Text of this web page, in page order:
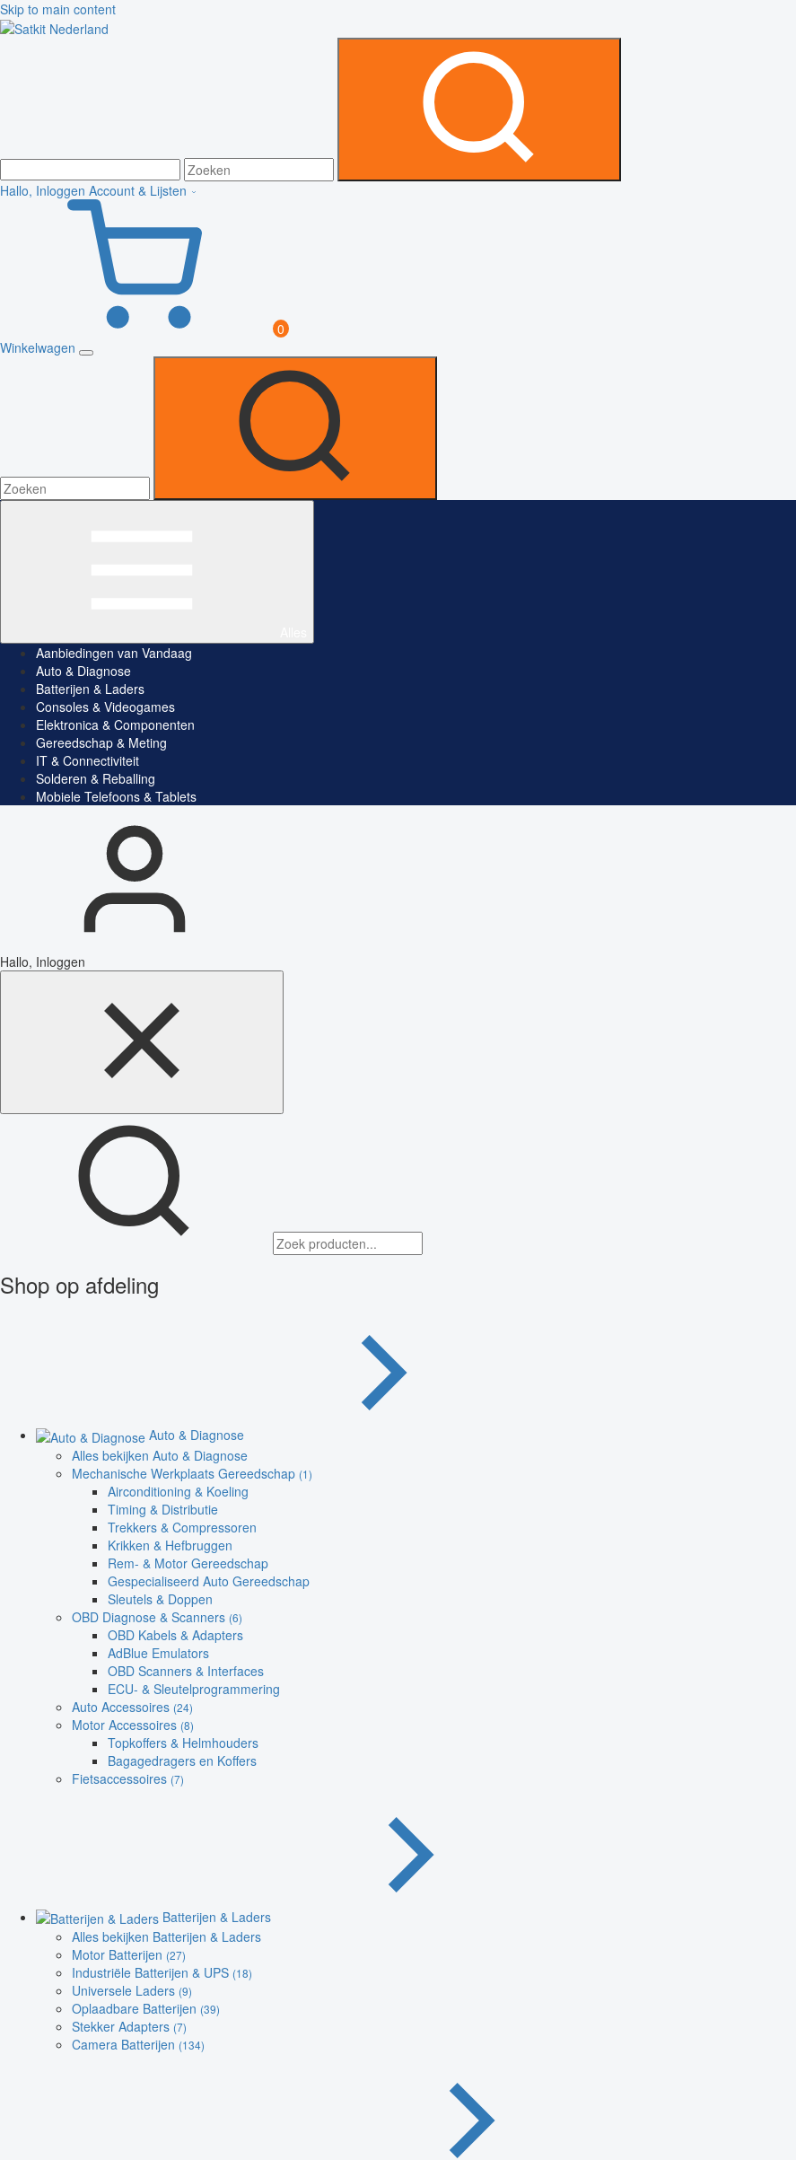
Skip to main content
Hallo, Inloggen Account & Lijsten
0
Winkelwagen
Aanbiedingen van Vandaag
Auto & Diagnose
Batterijen & Laders
Consoles & Videogames
Elektronica & Componenten
Gereedschap & Meting
IT & Connectiviteit
Solderen & Reballing
Mobiele Telefoons & Tablets
Hallo, Inloggen
Shop op afdeling
Auto & Diagnose
Alles bekijken Auto & Diagnose
Mechanische Werkplaats Gereedschap (1)
Airconditioning & Koeling
Timing & Distributie
Trekkers & Compressoren
Krikken & Hefbruggen
Rem- & Motor Gereedschap
Gespecialiseerd Auto Gereedschap
Sleutels & Doppen
OBD Diagnose & Scanners (6)
OBD Kabels & Adapters
AdBlue Emulators
OBD Scanners & Interfaces
ECU- & Sleutelprogrammering
Auto Accessoires (24)
Motor Accessoires (8)
Topkoffers & Helmhouders
Bagagedragers en Koffers
Fietsaccessoires (7)
Batterijen & Laders
Alles bekijken Batterijen & Laders
Motor Batterijen (27)
Industriële Batterijen & UPS (18)
Universele Laders (9)
Oplaadbare Batterijen (39)
Stekker Adapters (7)
Camera Batterijen (134)